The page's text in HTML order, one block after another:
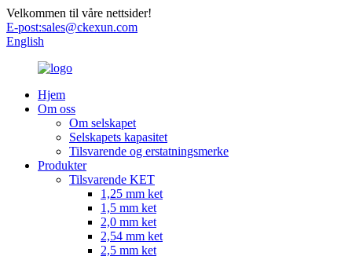
Velkommen til våre nettsider!
E-post:sales@ckexun.com
English
Hjem
Om oss
Om selskapet
Selskapets kapasitet
Tilsvarende og erstatningsmerke
Produkter
Tilsvarende KET
1,25 mm ket
1,5 mm ket
2,0 mm ket
2,54 mm ket
2,5 mm ket